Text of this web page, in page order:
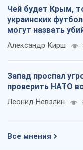
Чей будет Крым,
украинских
могут назвать
Александр Кирш
Запад проспал
проверить НАТО
Леонид Невзлин
Все мнения